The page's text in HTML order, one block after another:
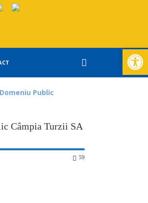
Public
Câmpia Turzii SA
59
Deschide